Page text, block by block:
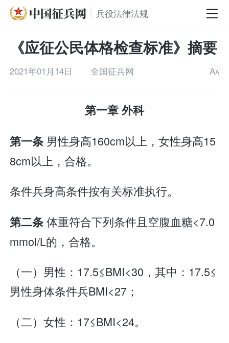
兵役法律法规
《应征公民体格检查标准》摘要
2021年01月14日 全国征兵网 AA
第一章 外科
第一条 男性身高160cm以上，女性身高15
8cm以上，合格。
条件兵身高条件按有关标准执行。
第二条体重符合下列条件且空腹血糖<7.0
mmol/L的，合格。
（一）男性：17.5≤BMI<30，其中：17.5≤
男性身体条件兵BMI<27；
（二）女性：17≤BMI<24。